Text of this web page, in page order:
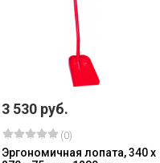
3 530 руб.
(0)
Эргономичная лопата, 340 x